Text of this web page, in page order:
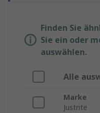
Finden Sie
Sie ein oder
auswählen.
Alle
Marke
Justrite